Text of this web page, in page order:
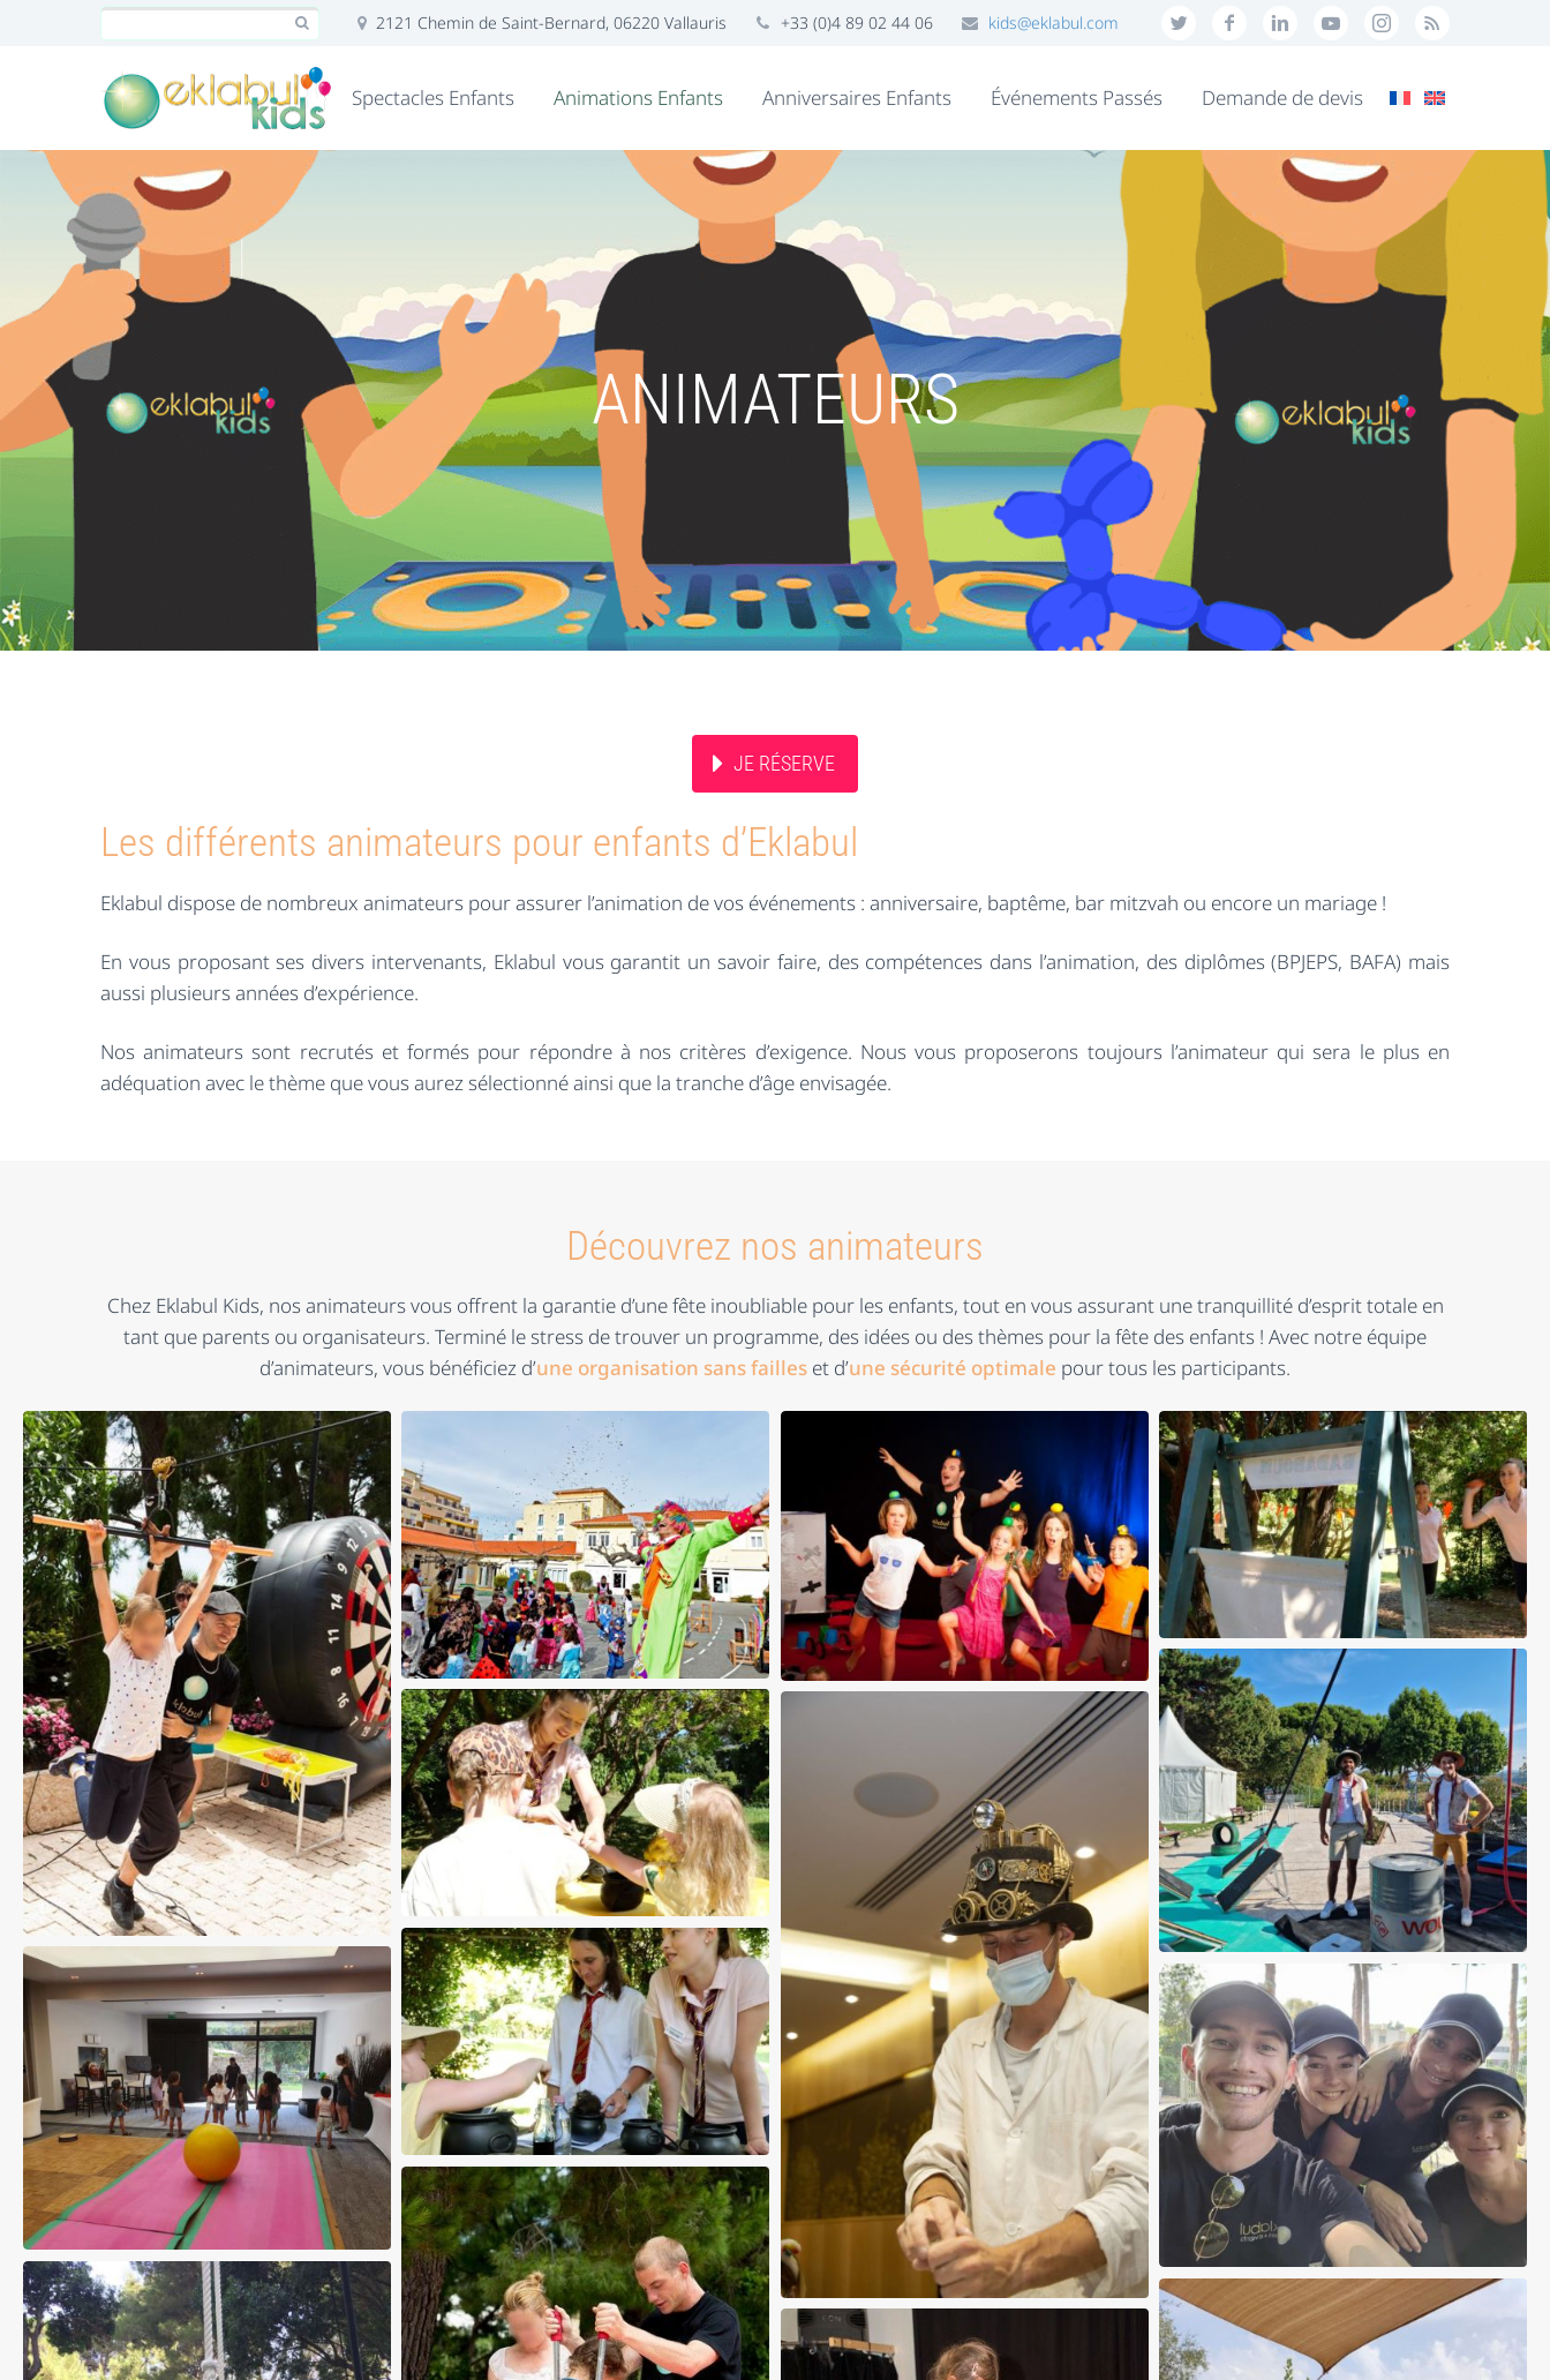
2121 Chemin de Saint-Bernard, 06220 Vallauris +33 (0)4 89 02 44 06 kids@eklabul.com
Spectacles Enfants Animations Enfants Anniversaires Enfants Événements Passés Demande de devis
ANIMATEURS
JE RÉSERVE
Les différents animateurs pour enfants d’Eklabul
Eklabul dispose de nombreux animateurs pour assurer l’animation de vos événements : anniversaire, baptême, bar mitzvah ou encore un mariage !
En vous proposant ses divers intervenants, Eklabul vous garantit un savoir faire, des compétences dans l’animation, des diplômes (BPJEPS, BAFA) mais
aussi plusieurs années d’expérience.
Nos animateurs sont recrutés et formés pour répondre à nos critères d’exigence. Nous vous proposerons toujours l’animateur qui sera le plus en
adéquation avec le thème que vous aurez sélectionné ainsi que la tranche d’âge envisagée.
Découvrez nos animateurs
Chez Eklabul Kids, nos animateurs vous offrent la garantie d’une fête inoubliable pour les enfants, tout en vous assurant une tranquillité d’esprit totale en
tant que parents ou organisateurs. Terminé le stress de trouver un programme, des idées ou des thèmes pour la fête des enfants ! Avec notre équipe
d’animateurs, vous bénéficiez d’une organisation sans failles et d’une sécurité optimale pour tous les participants.